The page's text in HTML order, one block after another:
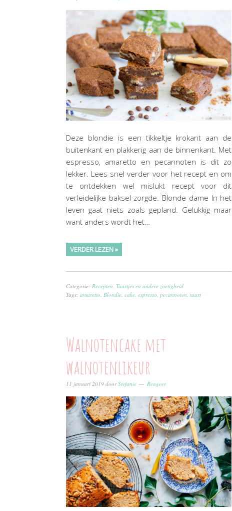
Deze blondie is een tikkeltje krokant aan de
buitenkant en plakkerig aan de binnenkant. Met
espresso, amaretto en pecannoten is dit zo
lekker. Lees snel verder voor het recept en om
te ontdekken wel mislukt recept voor dit
verleidelijke baksel zorgde. Blonde dame In het
leven gaat niets zoals gepland. Gelukkig maar
want anders wordt het…
VERDER LEZEN »
Categorie: Recepten Taartjes en andere zoetigheid
Tags: amaretto Blondie cake espresso pecannoten taart
Walnotencake met
walnotenlikeur
11 januari 2019 doorStefanie Reageer